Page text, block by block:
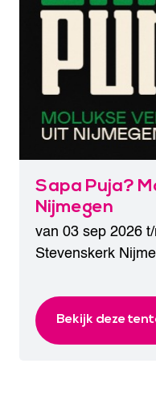
Sapa Puja?
Nijmegen
van 03 sep 2026
Stevenskerk
Bekijk deze